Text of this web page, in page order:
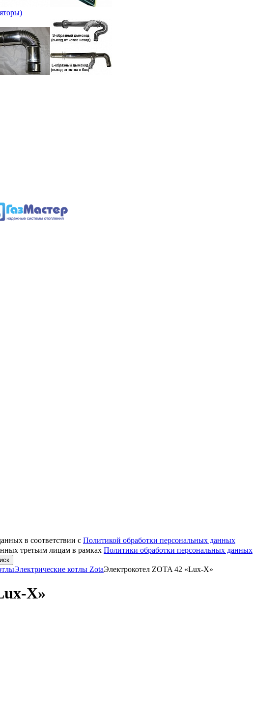
в соответствии с Политикой обработки персональных данных
третьим лицам в рамках Политики обработки персональных данных
Электрические котлы ZotaЭлектрокотел ZOTA 42 «Lux-X»
X»